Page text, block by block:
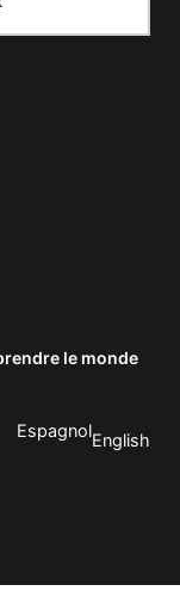
le monde
EspagnolEnglish